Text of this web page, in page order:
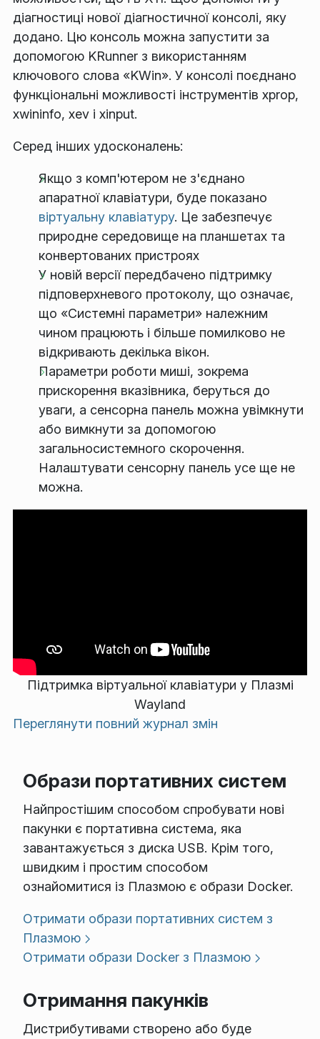
діагностиці нової діагностичної консолі, яку
додано. Цю консоль можна запустити за
допомогою KRunner з використанням
ключового слова «KWin». У консолі поєднано
функціональні можливості інструментів xprop,
xwininfo, xev і xinput.
Серед інших удосконалень:
Якщо з комп'ютером не з'єднано
апаратної клавіатури, буде показано
віртуальну клавіатуру. Це забезпечує
природне середовище на планшетах та
конвертованих пристроях
У новій версії передбачено підтримку
підповерхневого протоколу, що означає,
що «Системні параметри» належним
чином працюють і більше помилково не
відкривають декілька вікон.
Параметри роботи миші, зокрема
прискорення вказівника, беруться до
уваги, а сенсорна панель можна увімкнути
або вимкнути за допомогою
загальносистемного скорочення.
Налаштувати сенсорну панель усе ще не
можна.
Підтримка віртуальної клавіатури у Плазмі
Wayland
Переглянути повний журнал змін
Образи портативних систем
Найпростішим способом спробувати нові
пакунки є портативна система, яка
завантажується з диска USB. Крім того,
швидким і простим способом
ознайомитися із Плазмою є образи Docker.
Отримати образи портативних систем з
Плазмою
Отримати образи Docker з Плазмою
Отримання пакунків
Дистрибутивами створено або буде